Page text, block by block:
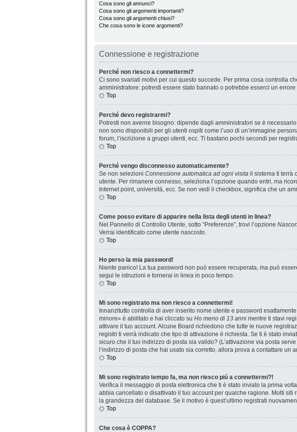
Cosa sono gli annunci?
Cosa sono gli argomenti importanti?
Cosa sono gli argomenti chiusi?
Che cosa sono le icone argomenti?
Connessione e registrazione
Perché non riesco a connettermi?
Ci sono svariati motivi per cui questo succede. Per prima cosa controlla
amministratore: potresti essere stato bannato o potrebbe esserci un
Top
Perché devo registrarmi?
Potresti non averne bisogno: dipende dagli amministratori se è
non sono disponibili per gli utenti ospiti come l’uso di un’immagine
forum, l’iscrizione a gruppi utenti, ecc. Ti bastano pochi secondi per
Top
Perché vengo disconnesso automaticamente?
Se non selezioni Connessione automatica ad ogni visita il sistema ti terrà
utente. Per rimanere connesso, seleziona l’opzione quando entri, ma
Internet point, università, ecc. Se non vedi il checkbox, significa che un
Top
Come posso evitare di apparire nella lista degli utenti in linea?
Nel Pannello di Controllo Utente, sotto “Preferenze”, trovi l’opzione
Verrai identificato come utente nascosto.
Top
Ho perso la mia password!
Niente panico! La tua password non può essere recuperata, ma può
segui le istruzioni e tornerai in linea in poco tempo.
Top
Mi sono registrato ma non riesco a connettermi!
Innanzitutto controlla di aver inserito nome utente e password
minore» è abilitato e hai cliccato su Ho meno di 13 anni mentre ti stavi
attivare il tuo account. Alcune Board richiedono che tutte le nuove
registri ti verrà indicato che tipo di attivazione è richiesta. Se ti è stato
sicuro che il tuo indirizzo di posta sia valido? (L’attivazione via posta
l’indirizzo di posta che hai usato sia corretto, allora prova a contattare un
Top
Mi sono registrato tempo fa, ma non riesco piú a connettermi?!
Verifica il messaggio di posta elettronica che ti è stato inviato la prima
abbia cancellato o disattivato il tuo account per qualche ragione. Molti
la grandezza del database. Se il motivo è quest’ultimo registrati
Top
Che cosa è COPPA?